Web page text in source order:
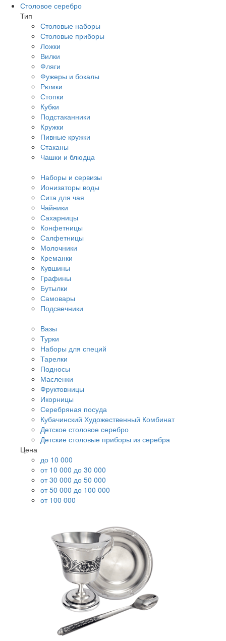
Столовое серебро
Тип
Столовые наборы
Столовые приборы
Ложки
Вилки
Фляги
Фужеры и бокалы
Рюмки
Стопки
Кубки
Подстаканники
Кружки
Пивные кружки
Стаканы
Чашки и блюдца
Наборы и сервизы
Ионизаторы воды
Сита для чая
Чайники
Сахарницы
Конфетницы
Салфетницы
Молочники
Креманки
Кувшины
Графины
Бутылки
Самовары
Подсвечники
Вазы
Турки
Наборы для специй
Тарелки
Подносы
Масленки
Фруктовницы
Икорницы
Серебряная посуда
Кубачинский Художественный Комбинат
Детское столовое серебро
Детские столовые приборы из серебра
Цена
до 10 000
от 10 000 до 30 000
от 30 000 до 50 000
от 50 000 до 100 000
от 100 000